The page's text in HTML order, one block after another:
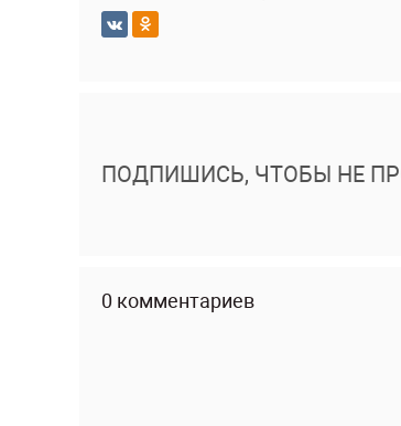
ПОДПИШИСЬ, ЧТОБЫ НЕ
0 комментариев